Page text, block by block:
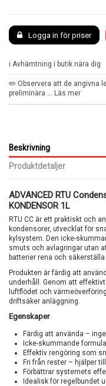
Logga in för priser
ℹ️ Avhämtning i butik nära dig
✏️ Observera att de angivna
preliminära ... Läs mer
Beskrivning
Produktdetaljer
ADVANCED RTU
KONDENSOR 1L
RTU CC är ett praktiskt och
kondensorer, utvecklat för
kylsystem. Den icke-
smuts och avlagringar utan
batterier rena och
Produkten är färdig att
underhåll. Genom att
luftflödet och
driftsäker anläggning.
Egenskaper
Färdig att använda –
Icke-skummande
Effektiv rengöring som
Fri från rester – hjälper
Förbättrar systemets
Idealisk för regelbundet